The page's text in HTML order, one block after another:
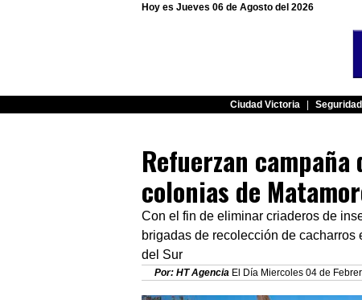
Hoy es Jueves 06 de Agosto del 2026
Ciudad Victoria Seguridad
Refuerzan
colonias de
Con el fin de eliminar criaderos de
brigadas de recolección de
del Sur
Por: HT Agencia El Día Miercoles 04 de